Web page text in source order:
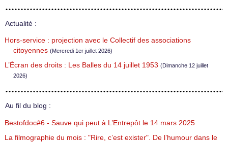
Actualité :
Hors-service : projection avec le Collectif des associations
citoyennes (Mercredi 1er juillet 2026)
L’Écran des droits : Les Balles du 14 juillet 1953 (Dimanche 12 juillet
2026)
Au fil du blog :
Bestofdoc#6 - Sauve qui peut à L’Entrepôt le 14 mars 2025
La filmographie du mois : "Rire, c’est exister". De l’humour dans le